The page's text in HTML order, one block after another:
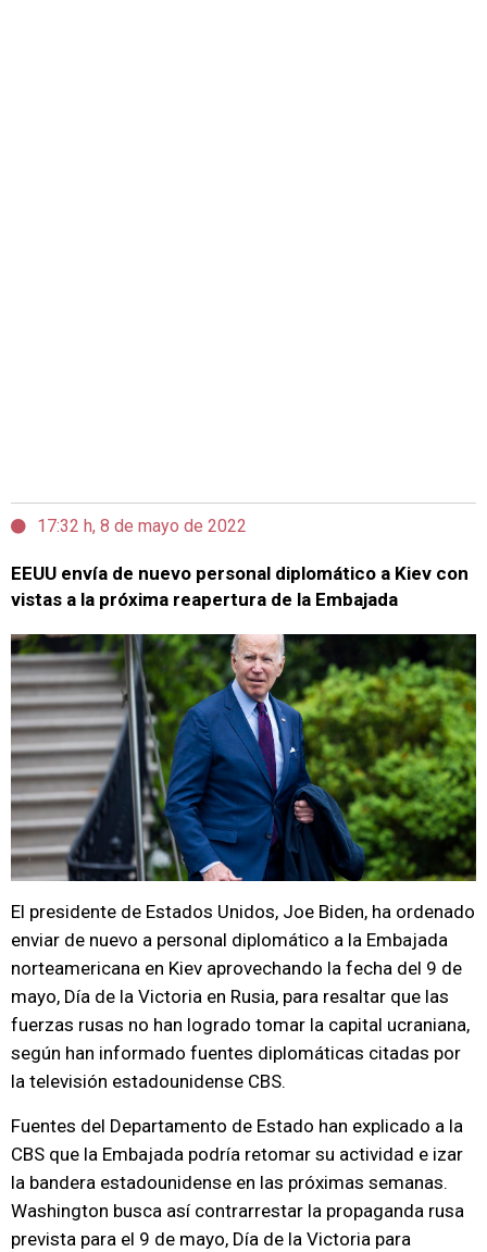
17:32 h, 8 de mayo de 2022
EEUU envía de nuevo personal diplomático a Kiev con
vistas a la próxima reapertura de la Embajada
El presidente de Estados Unidos, Joe Biden, ha ordenado
enviar de nuevo a personal diplomático a la Embajada
norteamericana en Kiev aprovechando la fecha del 9 de
mayo, Día de la Victoria en Rusia, para resaltar que las
fuerzas rusas no han logrado tomar la capital ucraniana,
según han informado fuentes diplomáticas citadas por
la televisión estadounidense CBS.
Fuentes del Departamento de Estado han explicado a la
CBS que la Embajada podría retomar su actividad e izar
la bandera estadounidense en las próximas semanas.
Washington busca así contrarrestar la propaganda rusa
prevista para el 9 de mayo, Día de la Victoria para